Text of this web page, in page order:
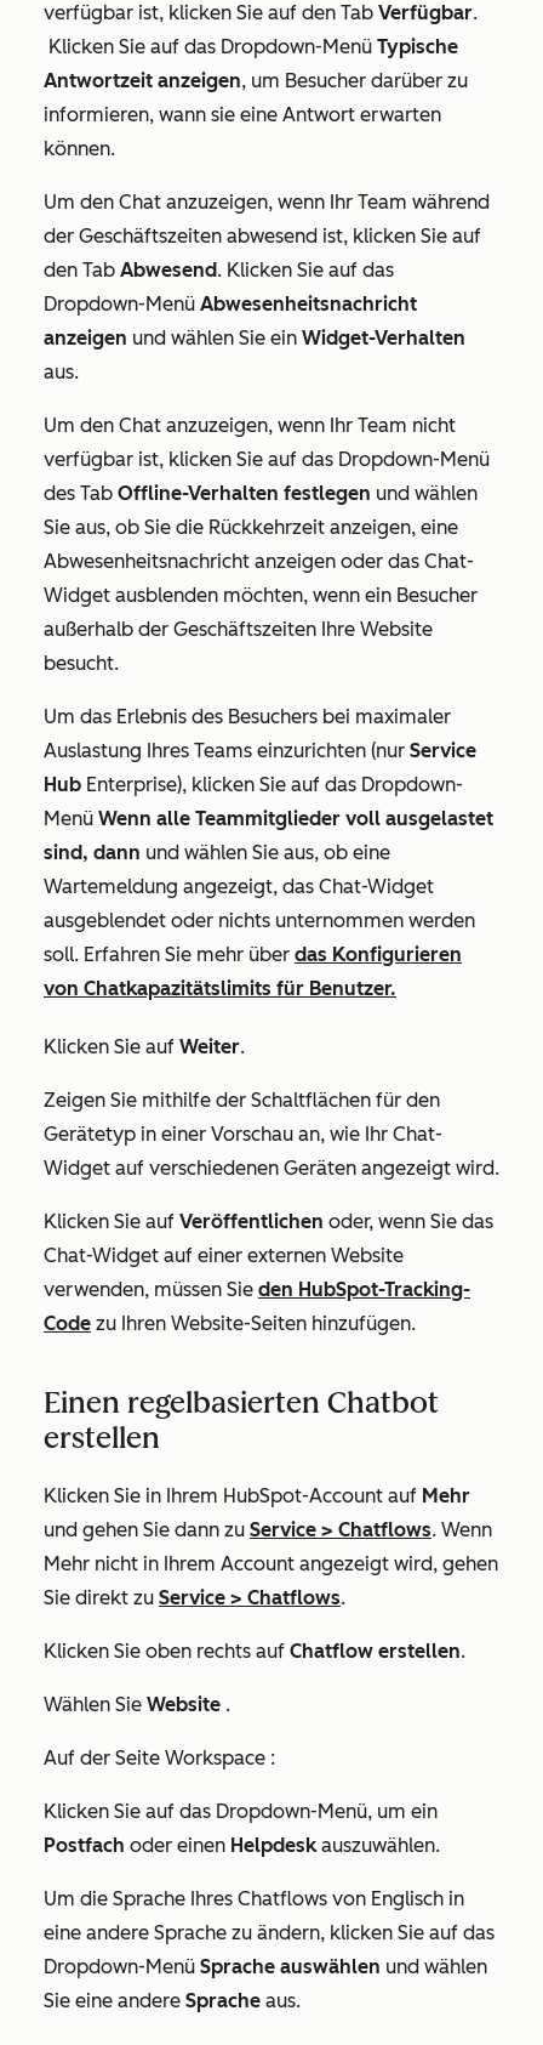
verfügbar ist, klicken Sie auf den Tab Verfügbar.
Klicken Sie auf das Dropdown-Menü Typische
Antwortzeit anzeigen, um Besucher darüber zu
informieren, wann sie eine Antwort erwarten
können.
Um den Chat anzuzeigen, wenn Ihr Team während
der Geschäftszeiten abwesend ist, klicken Sie auf
den Tab Abwesend. Klicken Sie auf das
Dropdown-Menü Abwesenheitsnachricht
anzeigen und wählen Sie ein Widget-Verhalten
aus.
Um den Chat anzuzeigen, wenn Ihr Team nicht
verfügbar ist, klicken Sie auf das Dropdown-Menü
des Tab Offline-Verhalten festlegen und wählen
Sie aus, ob Sie die Rückkehrzeit anzeigen, eine
Abwesenheitsnachricht anzeigen oder das Chat-
Widget ausblenden möchten, wenn ein Besucher
außerhalb der Geschäftszeiten Ihre Website
besucht.
Um das Erlebnis des Besuchers bei maximaler
Auslastung Ihres Teams einzurichten (nur Service
Hub Enterprise), klicken Sie auf das Dropdown-
Menü Wenn alle Teammitglieder voll ausgelastet
sind, dann und wählen Sie aus, ob eine
Wartemeldung angezeigt, das Chat-Widget
ausgeblendet oder nichts unternommen werden
soll. Erfahren Sie mehr über das Konfigurieren
von Chatkapazitätslimits für Benutzer.
Klicken Sie auf Weiter.
Zeigen Sie mithilfe der Schaltflächen für den
Gerätetyp in einer Vorschau an, wie Ihr Chat-
Widget auf verschiedenen Geräten angezeigt wird.
Klicken Sie auf Veröffentlichen oder, wenn Sie das
Chat-Widget auf einer externen Website
verwenden, müssen Sie den HubSpot-Tracking-
Code zu Ihren Website-Seiten hinzufügen.
Einen regelbasierten Chatbot
erstellen
Klicken Sie in Ihrem HubSpot-Account auf Mehr
und gehen Sie dann zu Service > Chatflows. Wenn
Mehr nicht in Ihrem Account angezeigt wird, gehen
Sie direkt zu Service > Chatflows.
Klicken Sie oben rechts auf Chatflow erstellen.
Wählen Sie Website .
Auf der Seite Workspace :
Klicken Sie auf das Dropdown-Menü, um ein
Postfach oder einen Helpdeskauszuwählen.
Um die Sprache Ihres Chatflows von Englisch in
eine andere Sprache zu ändern, klicken Sie auf das
Dropdown-Menü Sprache auswählen und wählen
Sie eine andere Sprache aus.